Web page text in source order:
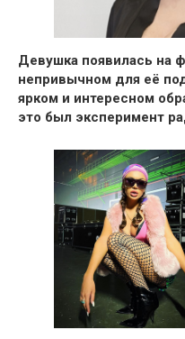
Девушка появилась на
непривычном для её
ярком и интересном
это был эксперимент